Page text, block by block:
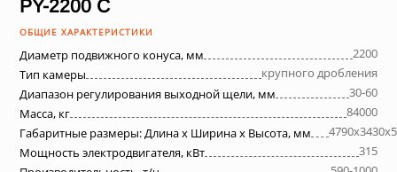
PY-2200 C
ОБЩИЕ ХАРАКТЕРИСТИКИ
Диаметр подвижного конуса, мм
2200
Тип камеры
крупного дробления
Диапазон регулирования выходной щели, мм
30-60
Масса, кг
84000
Габаритные размеры: Длина х Ширина х Высота, мм
Мощность электродвигателя, кВт
315